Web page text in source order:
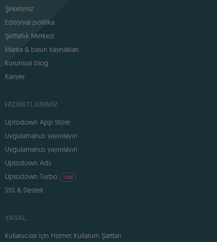
Şirketimiz
Editoryal politika
Şeffaflık Merkezi
Marka & basın kaynakları
Kurumsal blog
Kariyer
HIZMETLERIMIZ
Uptodown App Store
Uygulamanızı yayınlayın
Uygulamanızı yayınlayın
Uptodown Ads
Uptodown Turbo
YENI
SSS & Destek
YASAL
Kullanıcılar için Hizmet Kullanım Şartları